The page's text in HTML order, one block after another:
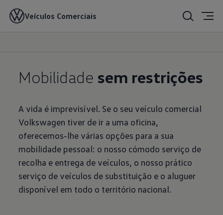
Veículos Comerciais
Mobilidade
Mobilidade sem restrições
A vida é imprevisível. Se o seu veículo comercial
Volkswagen tiver de ir a uma oficina,
oferecemos-lhe várias opções para a sua
mobilidade pessoal: o nosso cómodo serviço de
recolha e entrega de veículos, o nosso prático
serviço de veículos de substituição e o aluguer
disponível em todo o território nacional.